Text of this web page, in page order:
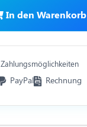
In den Warenkorb
Zahlungsmöglichkeiten
PayPal Rechnung